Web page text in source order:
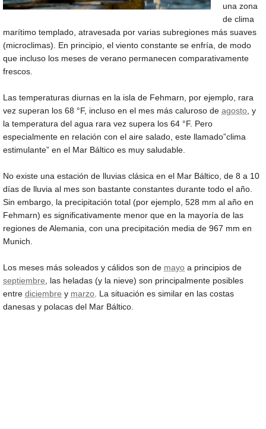
una zona
de clima
marítimo templado, atravesada por varias subregiones más suaves
(microclimas). En principio, el viento constante se enfría, de modo
que incluso los meses de verano permanecen comparativamente
frescos.
Las temperaturas diurnas en la isla de Fehmarn, por ejemplo, rara
vez superan los 68 °F, incluso en el mes más caluroso de agosto , y
la temperatura del agua rara vez supera los 64 °F. Pero
especialmente en relación con el aire salado, este llamado”clima
estimulante” en el Mar Báltico es muy saludable.
No existe una estación de lluvias clásica en el Mar Báltico, de 8 a 10
días de lluvia al mes son bastante constantes durante todo el año.
Sin embargo, la precipitación total (por ejemplo, 528 mm al año en
Fehmarn) es significativamente menor que en la mayoría de las
regiones de Alemania, con una precipitación media de 967 mm en
Munich.
Los meses más soleados y cálidos son de mayo a principios de
septiembre , las heladas (y la nieve) son principalmente posibles
entre diciembre y marzo . La situación es similar en las costas
danesas y polacas del Mar Báltico.